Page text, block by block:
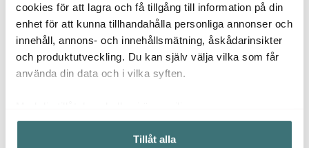
cookies för att lagra och få tillgång till information på din
enhet för att kunna tillhandahålla personliga annonser och
innehåll, annons- och innehållsmätning, åskådarinsikter
och produktutveckling. Du kan själv välja vilka som får
använda din data och i vilka syften.
Samla in information om din geografiska plats som
kan ha en noggrannhet på upp till flera meter
Tillåt alla
Låt dig inspireras av våra kunder
Muggar Knabstrup Keramik